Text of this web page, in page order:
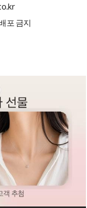
포 금지